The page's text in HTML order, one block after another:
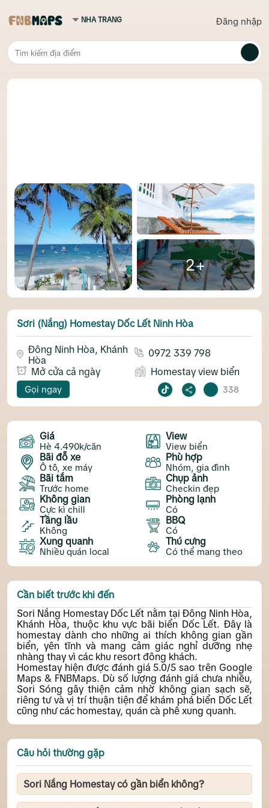
Đăng nhập
2+
Sơri (Nắng) Homestay Dốc Lết Ninh Hòa
Đông Ninh Hòa, Khánh
Hòa
0972 339 798
Mở cửa cả ngày
Homestay view biển
Gọi ngay 338
Giá
Hè 4.490k/căn
View
View biển
Bãi đỗ xe
Ô tô, xe máy
Phù hợp
Nhóm, gia đình
Bãi tắm
Trước home
Chụp ảnh
Checkin đẹp
Không gian
Cực kì chill
Phòng lạnh
Có
Tầng lầu
Không
BBQ
Có
Xung quanh
Nhiều quán local
Thú cưng
Có thể mang theo
Cần biết trước khi đến
Sori Nắng Homestay Dốc Lết nằm tại Đông Ninh Hòa,
Khánh Hòa, thuộc khu vực bãi biển Dốc Lết. Đây là
homestay dành cho những ai thích không gian gần
biển, yên tĩnh và mang cảm giác nghỉ dưỡng nhẹ
nhàng thay vì các khu resort đông khách.
Homestay hiện được đánh giá 5.0/5 sao trên Google
Maps & FNBMaps. Dù số lượng đánh giá chưa nhiều,
Sori Sóng gây thiện cảm nhờ không gian sạch sẽ,
riêng tư và vị trí thuận tiện để khám phá biển Dốc Lết
cũng như các homestay, quán cà phê xung quanh.
Câu hỏi thường gặp
Sori Nắng Homestay có gần biển không?
Có. Từ homestay chỉ mất vài phút để di chuyển đến